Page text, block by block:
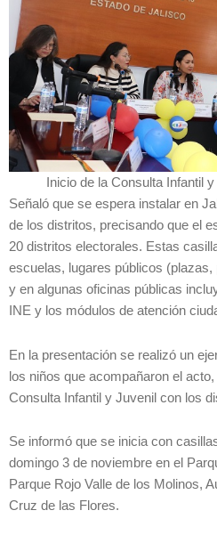
Inicio de la Consulta Infantil
Señaló que se espera instalar en
de los distritos, precisando que el
20 distritos electorales. Estas
escuelas, lugares públicos
y en algunas oficinas públicas
INE y los módulos de atención
En la presentación se realizó un
los niños que acompañaron el
Consulta Infantil y Juvenil con los
Se informó que se inicia con
domingo 3 de noviembre en el
Parque Rojo Valle de los Molinos,
Cruz de las Flores.